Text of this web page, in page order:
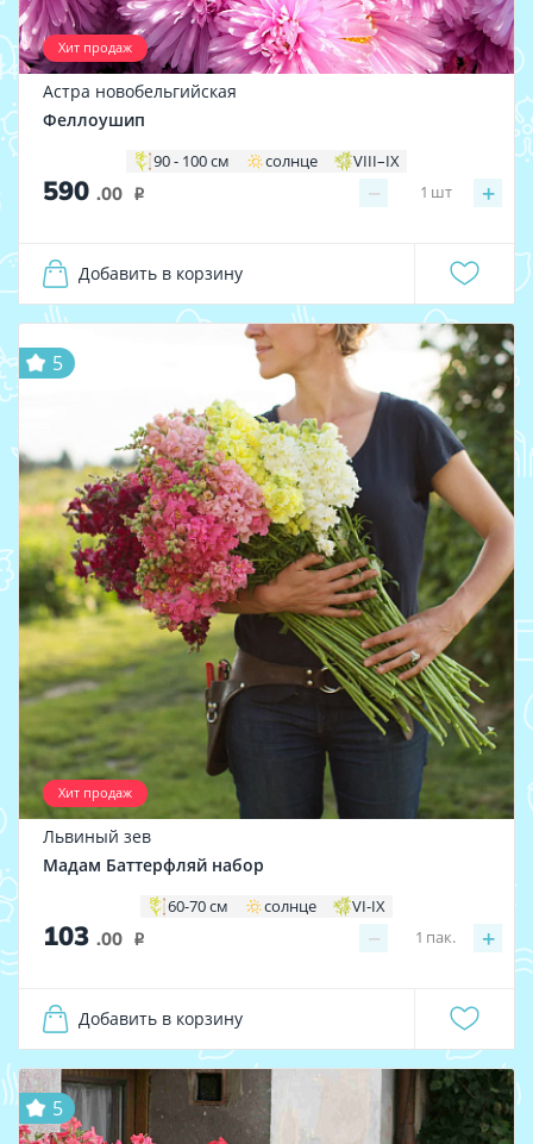
Хит продаж
Астра новобельгийская
Феллоушип
90 - 100 см солнце VIII–IX
590 .00 i − +
1 шт
Добавить в корзину
Хит продаж
5
Львиный зев
Мадам Баттерфляй набор
60-70 см солнце VI-IX
103 .00 i − +
1 пак.
Добавить в корзину
5